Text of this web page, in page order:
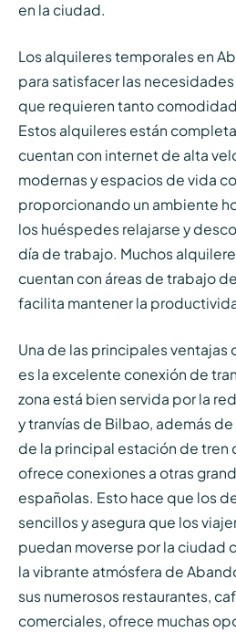
en la ciudad.
Los alquileres temporales en
para satisfacer las
que requieren tanto
Estos alquileres están
cuentan con internet de alta
modernas y espacios de vida
proporcionando un ambiente
los huéspedes relajarse y
día de trabajo. Muchos
cuentan con áreas de trabajo
facilita mantener la
Una de las principales ventajas
es la excelente conexión de
zona está bien servida por la
y tranvías de Bilbao, además
de la principal estación de tren
ofrece conexiones a otras
españolas. Esto hace que los
sencillos y asegura que los
puedan moverse por la ciudad
la vibrante atmósfera de
sus numerosos restaurantes,
comerciales, ofrece muchas